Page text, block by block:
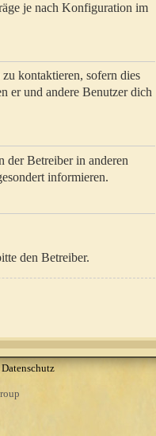
je nach Konfiguration im
kontaktieren, sofern dies
er und andere Benutzer dich
der Betreiber in anderen
informieren.
den Betreiber.
Datenschutz